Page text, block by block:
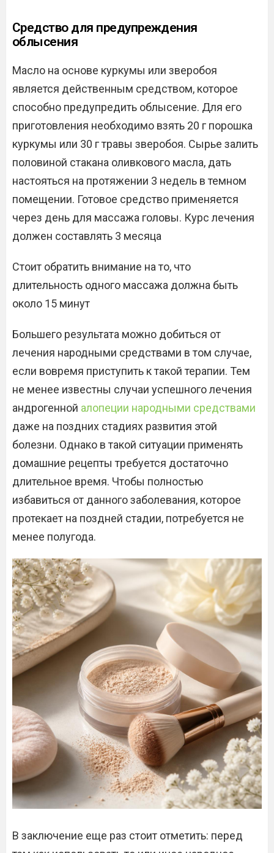
Средство для предупреждения
облысения
Масло на основе куркумы или зверобоя
является действенным средством, которое
способно предупредить облысение. Для его
приготовления необходимо взять 20 г порошка
куркумы или 30 г травы зверобоя. Сырье залить
половиной стакана оливкового масла, дать
настояться на протяжении 3 недель в темном
помещении. Готовое средство применяется
через день для массажа головы. Курс лечения
должен составлять 3 месяца
Стоит обратить внимание на то, что
длительность одного массажа должна быть
около 15 минут
Большего результата можно добиться от
лечения народными средствами в том случае,
если вовремя приступить к такой терапии. Тем
не менее известны случаи успешного лечения
андрогенной алопеции народными средствами
даже на поздних стадиях развития этой
болезни. Однако в такой ситуации применять
домашние рецепты требуется достаточно
длительное время. Чтобы полностью
избавиться от данного заболевания, которое
протекает на поздней стадии, потребуется не
менее полугода.
В заключение еще раз стоит отметить: перед